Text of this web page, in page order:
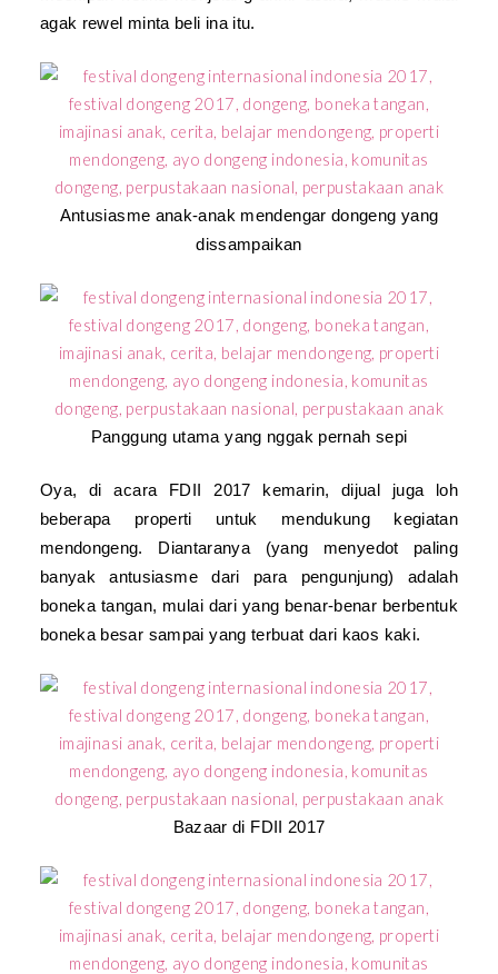
agak rewel minta beli ina itu.
Antusiasme anak-anak mendengar dongeng yang
dissampaikan
Panggung utama yang nggak pernah sepi
Oya, di acara FDII 2017 kemarin, dijual juga loh
beberapa properti untuk mendukung kegiatan
mendongeng. Diantaranya (yang menyedot paling
banyak antusiasme dari para pengunjung) adalah
boneka tangan, mulai dari yang benar-benar berbentuk
boneka besar sampai yang terbuat dari kaos kaki.
Bazaar di FDII 2017